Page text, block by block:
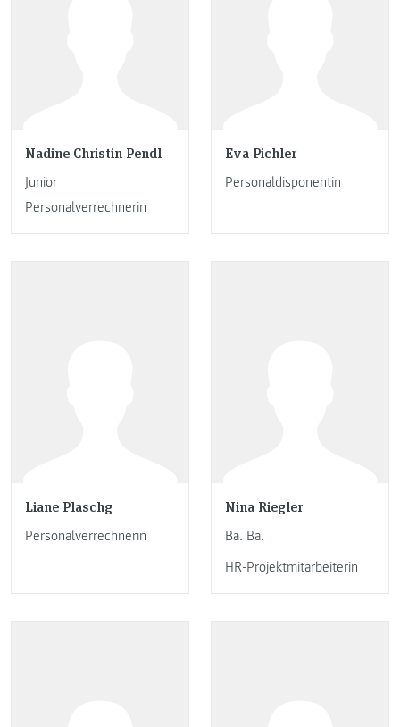
Nadine Christin Pendl
Junior
Personalverrechnerin
Eva Pichler
Personaldisponentin
Liane Plaschg
Personalverrechnerin
Nina Riegler
Ba. Ba.
HR-Projektmitarbeiterin